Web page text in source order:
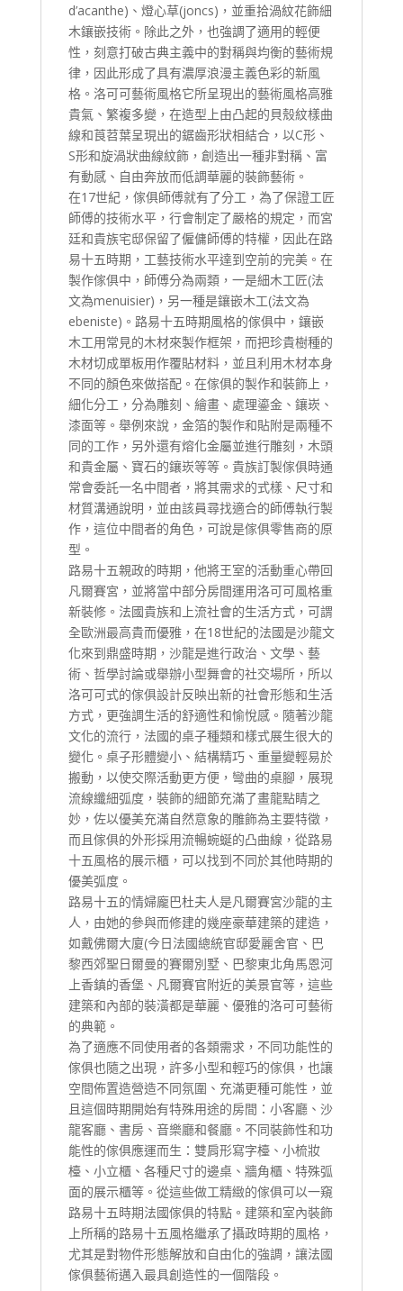
d’acanthe)、燈心草(joncs)，並重拾渦紋花飾細
木鑲嵌技術。除此之外，也強調了適用的輕便
性，刻意打破古典主義中的對稱與均衡的藝術規
律，因此形成了具有濃厚浪漫主義色彩的新風
格。洛可可藝術風格它所呈現出的藝術風格高雅
貴氣、繁複多變，在造型上由凸起的貝殼紋樣曲
線和莨苕葉呈現出的鋸齒形狀相結合，以C形、
S形和旋渦狀曲線紋飾，創造出一種非對稱、富
有動感、自由奔放而低調華麗的裝飾藝術。
在17世紀，傢俱師傅就有了分工，為了保證工匠
師傅的技術水平，行會制定了嚴格的規定，而宮
廷和貴族宅邸保留了僱傭師傅的特權，因此在路
易十五時期，工藝技術水平達到空前的完美。在
製作傢俱中，師傅分為兩類，一是細木工匠(法
文為menuisier)，另一種是鑲嵌木工(法文為
ebeniste)。路易十五時期風格的傢俱中，鑲嵌
木工用常見的木材來製作框架，而把珍貴樹種的
木材切成單板用作覆貼材料，並且利用木材本身
不同的顏色來做搭配。在傢俱的製作和裝飾上，
細化分工，分為雕刻、繪畫、處理鎏金、鑲崁、
漆面等。舉例來說，金箔的製作和貼附是兩種不
同的工作，另外還有熔化金屬並進行雕刻，木頭
和貴金屬、寶石的鑲崁等等。貴族訂製傢俱時通
常會委託一名中間者，將其需求的式樣、尺寸和
材質溝通說明，並由該員尋找適合的師傅執行製
作，這位中間者的角色，可說是傢俱零售商的原
型。
路易十五親政的時期，他將王室的活動重心帶回
凡爾賽宮，並將當中部分房間運用洛可可風格重
新裝修。法國貴族和上流社會的生活方式，可謂
全歐洲最高貴而優雅，在18世紀的法國是沙龍文
化來到鼎盛時期，沙龍是進行政治、文學、藝
術、哲學討論或舉辦小型舞會的社交場所，所以
洛可可式的傢俱設計反映出新的社會形態和生活
方式，更強調生活的舒適性和愉悅感。隨著沙龍
文化的流行，法國的桌子種類和樣式展生很大的
變化。桌子形體變小、結構精巧、重量變輕易於
搬動，以使交際活動更方便，彎曲的桌腳，展現
流線纖細弧度，裝飾的細節充滿了畫龍點睛之
妙，佐以優美充滿自然意象的雕飾為主要特徵，
而且傢俱的外形採用流暢蜿蜒的凸曲線，從路易
十五風格的展示櫃，可以找到不同於其他時期的
優美弧度。
路易十五的情婦龐巴杜夫人是凡爾賽宮沙龍的主
人，由她的參與而修建的幾座豪華建築的建造，
如戴佛爾大廈(今日法國總統官邸愛麗舍官、巴
黎西郊聖日爾曼的賽爾別墅、巴黎東北角馬恩河
上香鎮的香堡、凡爾賽官附近的美景官等，這些
建築和內部的裝潢都是華麗、優雅的洛可可藝術
的典範。
為了適應不同使用者的各類需求，不同功能性的
傢俱也隨之出現，許多小型和輕巧的傢俱，也讓
空間佈置造營造不同氛圍、充滿更種可能性，並
且這個時期開始有特殊用途的房間：小客廳、沙
龍客廳、書房、音樂廳和餐廳。不同裝飾性和功
能性的傢俱應運而生：雙肩形寫字檯、小梳妝
檯、小立櫃、各種尺寸的邊桌、牆角櫃、特殊弧
面的展示櫃等。從這些做工精緻的傢俱可以一窺
路易十五時期法國傢俱的特點。建築和室內裝飾
上所稱的路易十五風格繼承了攝政時期的風格，
尤其是對物件形態解放和自由化的強調，讓法國
傢俱藝術邁入最具創造性的一個階段。